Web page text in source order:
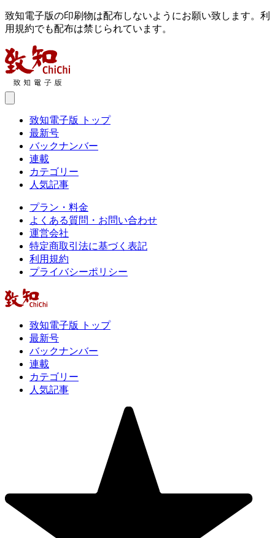
致知電子版の印刷物は配布しないようにお願い致します。利
用規約でも配布は禁じられています。
致知電子版 トップ
最新号
バックナンバー
連載
カテゴリー
人気記事
プラン・料金
よくある質問・お問い合わせ
運営会社
特定商取引法に基づく表記
利用規約
プライバシーポリシー
致知電子版 トップ
最新号
バックナンバー
連載
カテゴリー
人気記事